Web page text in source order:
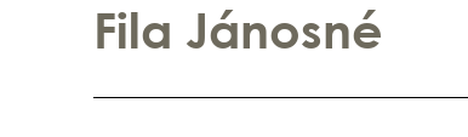
Fila Jánosné